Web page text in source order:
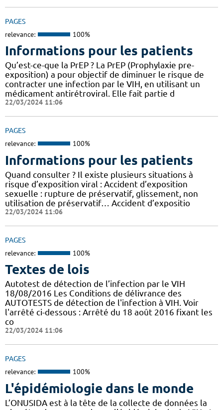
PAGES
relevance: 100%
Informations pour les patients
Qu’est-ce-que la PrEP ? La PrEP (Prophylaxie pre-
exposition) a pour objectif de diminuer le risque de
contracter une infection par le VIH, en utilisant un
médicament antirétroviral. Elle fait partie d
22/03/2024 11:06
PAGES
relevance: 100%
Informations pour les patients
Quand consulter ? Il existe plusieurs situations à
risque d’exposition viral : Accident d’exposition
sexuelle : rupture de préservatif, glissement, non
utilisation de préservatif… Accident d’expositio
22/03/2024 11:06
PAGES
relevance: 100%
Textes de lois
Autotest de détection de l’infection par le VIH
18/08/2016 Les Conditions de délivrance des
AUTOTESTS de détection de l'infection à VIH. Voir
l'arrêté ci-dessous : Arrêté du 18 août 2016 fixant les
co
22/03/2024 11:06
PAGES
relevance: 100%
L'épidémiologie dans le monde
L’ONUSIDA est à la tête de la collecte de données la